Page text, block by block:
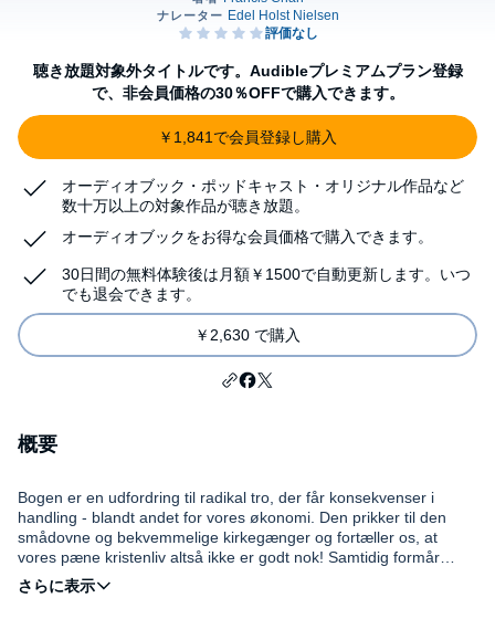
聴き放題対象外タイトルです。Audibleプレミアムプラン登録
で、非会員価格の30％OFFで購入できます。
￥1,841で会員登録し購入
オーディオブック・ポッドキャスト・オリジナル作品など
数十万以上の対象作品が聴き放題。
オーディオブックをお得な会員価格で購入できます。
30日間の無料体験後は月額￥1500で自動更新します。いつ
でも退会できます。
￥2,630 で購入
概要
Bogen er en udfordring til radikal tro, der får konsekvenser i
handling - blandt andet for vores økonomi. Den prikker til den
smådovne og bekvemmelige kirkegænger og fortæller os, at
vores pæne kristenliv altså ikke er godt nok! Samtidig formår
Francis Chan at bevare en balance og skrive i en tone, der stadig
er kærlig og forstående, så læseren ikke føler sig fordømt, men